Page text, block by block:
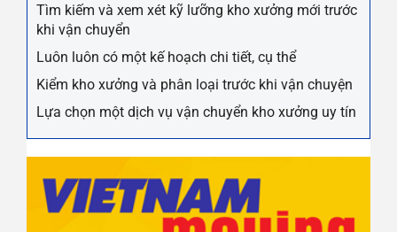
Tìm kiếm và xem xét kỹ lưỡng kho xưởng mới trước
khi vận chuyển
Luôn luôn có một kế hoạch chi tiết, cụ thể
Kiểm kho xưởng và phân loại trước khi vận chuyện
Lựa chọn một dịch vụ vận chuyển kho xưởng uy tín